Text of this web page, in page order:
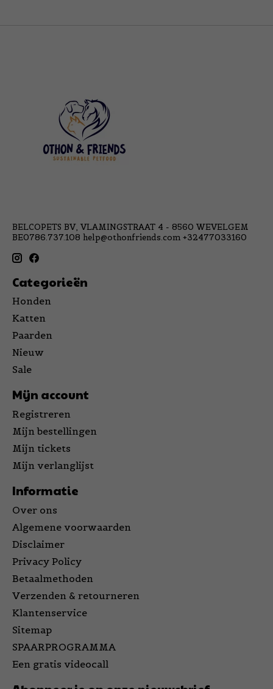
BELCOPETS BV, VLAMINGSTRAAT 4 - 8560 WEVELGEM
BE0786.737.108 help@othonfriends.com +32477033160
Categorieën
Honden
Katten
Paarden
Nieuw
Sale
Mijn account
Registreren
Mijn bestellingen
Mijn tickets
Mijn verlanglijst
Informatie
Over ons
Algemene voorwaarden
Disclaimer
Privacy Policy
Betaalmethoden
Verzenden & retourneren
Klantenservice
Sitemap
SPAARPROGRAMMA
Een gratis videocall